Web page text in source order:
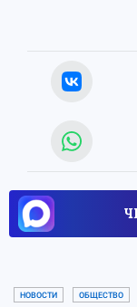
НОВОСТИ ОБЩЕСТВО